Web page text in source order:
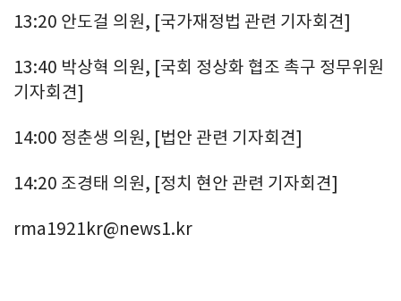
13:20 안도걸 의원, [국가재정법 관련 기자회견]
13:40 박상혁 의원, [국회 정상화 협조 촉구 정무위원
기자회견]
14:00 정춘생 의원, [법안 관련 기자회견]
14:20 조경태 의원, [정치 현안 관련 기자회견]
rma1921kr@news1.kr